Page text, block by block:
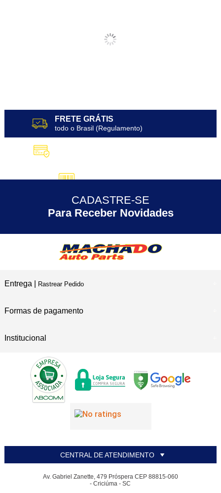
FRETE GRÁTIS
todo o Brasil (Regulamento)
5% DESCONTO no Pix
30 ANOS de Experiência
CADASTRE-SE
Para Receber Novidades
Entrega | Rastrear Pedido
Formas de pagamento
Institucional
CENTRAL DE ATENDIMENTO
Av. Gabriel Zanette, 479 Próspera CEP 88815-060
- Criciúma - SC